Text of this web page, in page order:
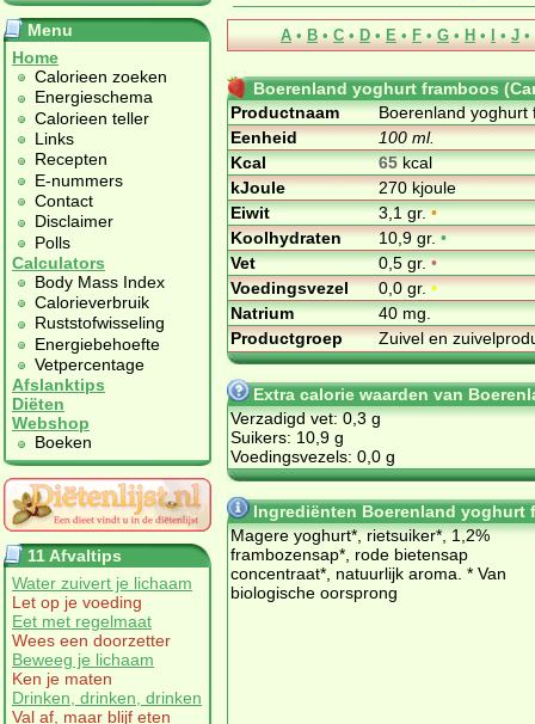
Menu
Home
Calorieen zoeken
Energieschema
Calorieen teller
Links
Recepten
E-nummers
Contact
Disclaimer
Polls
Calculators
Body Mass Index
Calorieverbruik
Ruststofwisseling
Energiebehoefte
Vetpercentage
Afslanktips
Diëten
Webshop
Boeken
11 Afvaltips
Water zuivert je lichaam
Let op je voeding
Eet met regelmaat
Wees een doorzetter
Beweeg je lichaam
Ken je maten
Drinken, drinken, drinken
Val af, maar blijf eten
A • B • C • D • E • F • G • H • I • J •
Boerenland yoghurt framboos
Productnaam
Boerenland yoghurt
Eenheid
100 ml.
Kcal
65kcal
kJoule
270 kjoule
Eiwit
3,1 gr.•
Koolhydraten
10,9 gr.•
Vet
0,5 gr.•
Voedingsvezel
0,0 gr.•
Natrium
40 mg.
Productgroep
Zuivel en
Extra calorie waarden van
Verzadigd vet: 0,3 g
Suikers: 10,9 g
Voedingsvezels: 0,0 g
Ingrediënten Boerenland yoghurt
Magere yoghurt*, rietsuiker*, 1,2%
frambozensap*, rode bietensap
concentraat*, natuurlijk aroma. * Van
biologische oorsprong